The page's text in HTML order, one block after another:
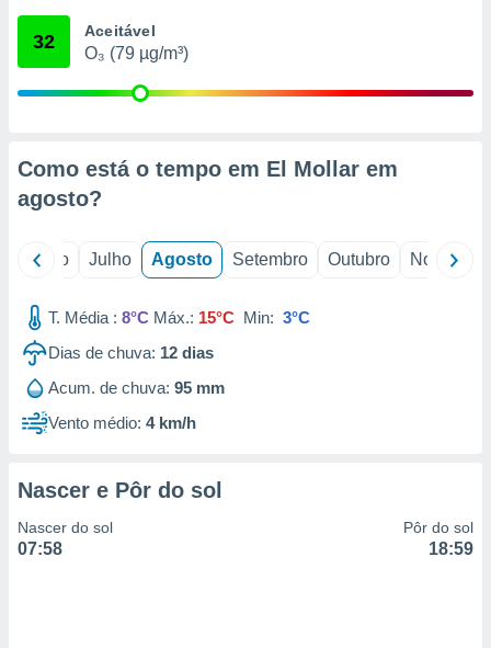
através
1199
32 Aceitável
O₃ (79 µg/m³)
Como está o tempo em El Mollar em
agosto?
Junho Julho Agosto Setembro Outubro Novembro
T. Média : 8°C Máx.: 15°C Min: 3°C
Dias de chuva: 12 dias
Acum. de chuva: 95 mm
Vento médio: 4 km/h
Nascer e Pôr do sol
Nascer do sol
07:58
Pôr do sol
18:59